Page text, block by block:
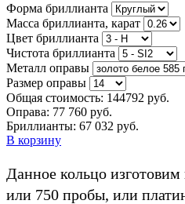
Форма бриллианта
Масса бриллианта, карат
Цвет бриллианта
Чистота бриллианта
Металл оправы
Размер оправы
Общая стоимость: 144792 руб.
Оправа: 77 760 руб.
Бриллианты: 67 032 руб.
В корзину
Данное кольцо изготовим
или 750 пробы, или